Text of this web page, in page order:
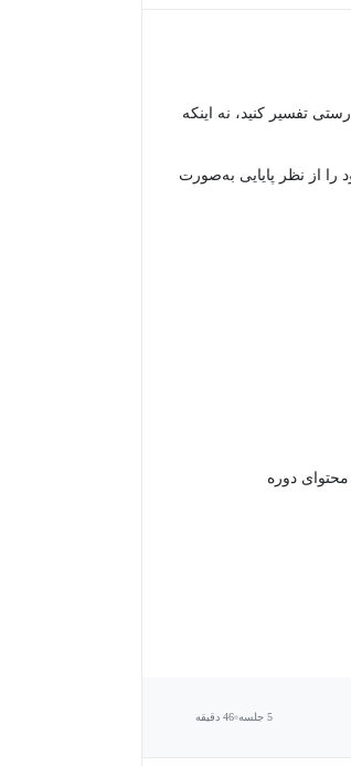
تفسیر کنید، نه اینکه
را از نظر پایایی به‌صورت
دوره
5 جلسه 46 دقیقه